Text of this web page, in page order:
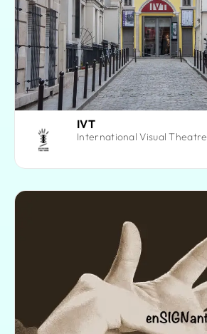
IVT
International Visual Theatre